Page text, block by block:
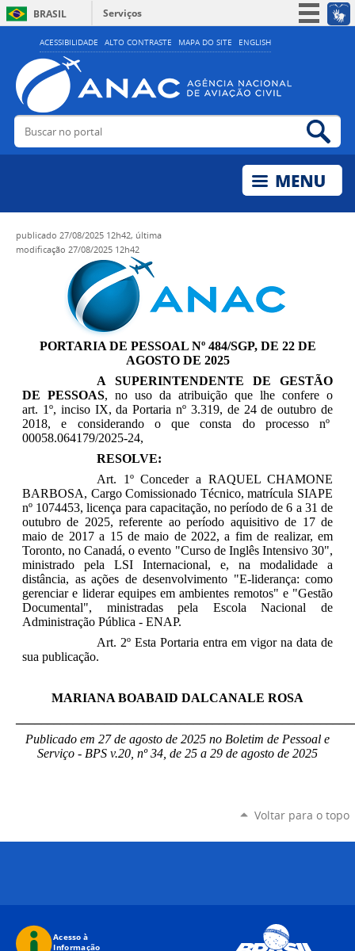
ACESSIBILIDADE ALTO CONTRASTE MAPA DO SITE ENGLISH
BRASIL
Serviços
Simplifique!
Acesso à informação
Legislação
Buscar no portal
publicado 27/08/2025 12h42, última
modificação 27/08/2025 12h42
PORTARIA DE PESSOAL Nº 484/SGP, DE 22 DE
AGOSTO DE 2025
A SUPERINTENDENTE DE GESTÃO
DE PESSOAS, no uso da atribuição que lhe confere o
art. 1º, inciso IX, da Portaria nº 3.319, de 24 de outubro de
2018, e considerando o que consta do processo nº
00058.064179/2025-24,
RESOLVE:
Art. 1º Conceder a RAQUEL CHAMONE
BARBOSA, Cargo Comissionado Técnico, matrícula SIAPE
nº 1074453, licença para capacitação, no período de6 a 31 de
outubro de 2025, referente ao período aquisitivo de 17 de
maio de 2017 a 15 de maio de 2022, a fim de realizar, em
Toronto, no Canadá, o evento "Curso de Inglês Intensivo 30",
ministrado pela LSI Internacional, e, na modalidade a
distância, as ações de desenvolvimento "E-liderança: como
gerenciar e liderar equipes em ambientes remotos" e "Gestão
Documental", ministradas pela Escola Nacional de
Administração Pública - ENAP.
Art. 2º Esta Portaria entra em vigor na data de
sua publicação.
MARIANA BOABAID DALCANALE ROSA
Publicado em 27 de agosto de 2025 no Boletim de Pessoal e
Serviço - BPS v.20, nº 34, de 25 a 29 de agosto de 2025
Voltar para o topo